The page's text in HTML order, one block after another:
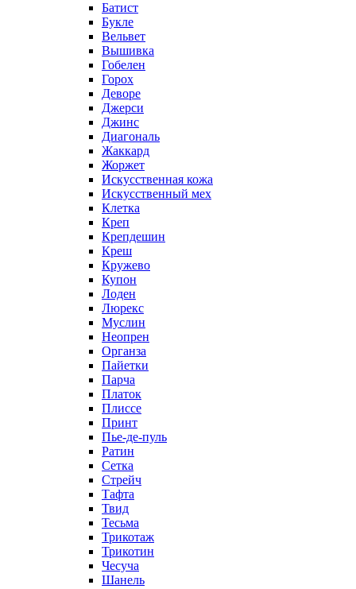
Батист
Букле
Вельвет
Вышивка
Гобелен
Горох
Деворе
Джерси
Джинс
Диагональ
Жаккард
Жоржет
Искусственная кожа
Искусственный мех
Клетка
Креп
Крепдешин
Креш
Кружево
Купон
Лоден
Люрекс
Муслин
Неопрен
Органза
Пайетки
Парча
Платок
Плиссе
Принт
Пье-де-пуль
Ратин
Сетка
Стрейч
Тафта
Твид
Тесьма
Трикотаж
Трикотин
Чесуча
Шанель